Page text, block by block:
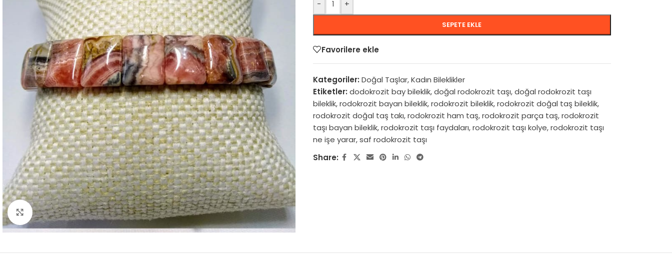
Click to enlarge
- +
SEPETE EKLE
Favorilere ekle
Kategoriler: Doğal Taşlar,Kadın Bileklikler
Etiketler: dodokrozit bay bileklik,doğal rodokrozit taşı,doğal rodokrozit taşı
bileklik,rodokrozit bayan bileklik,rodokrozit bileklik,rodokrozit doğal taş bileklik,
rodokrozit doğal taş takı,rodokrozit ham taş,rodokrozit parça taş,rodokrozit
taşı bayan bileklik,rodokrozit taşı faydaları,rodokrozit taşı kolye,rodokrozit taşı
ne işe yarar,saf rodokrozit taşı
Share: